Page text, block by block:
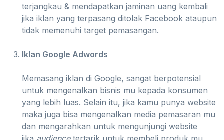
terjangkau & mendapatkan jaminan uang kembali
jika iklan yang terpasang ditolak Facebook ataupun
tidak memenuhi target pemasangan.
Iklan Google Adwords
Memasang iklan di Google, sangat berpotensial
untuk mengenalkan bisnis mu kepada konsumen
yang lebih luas. Selain itu, jika kamu punya website
maka juga bisa mengenalkan media pemasaran mu
dan mengarahkan untuk mengunjungi website